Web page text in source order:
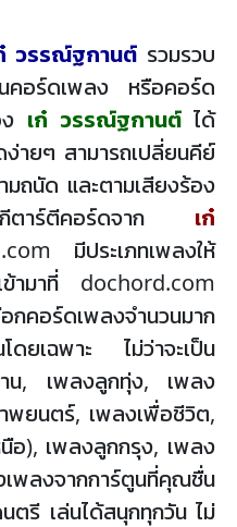
วรรณ์ฐกานต์ รวมรวบ
นคอร์ดเพลง หรือคอร์ด
เก๋ วรรณ์ฐกานต์ได้
ายๆ สามารถเปลี่ยนคีย์
ถนัด และตามเสียงร้อง
นกีตาร์ตีคอร์ดจาก เก๋
มีประเภทเพลงให้
ามาที่ dochord.com
กคอร์ดเพลงจำนวนมาก
โดยเฉพาะ ไม่ว่าจะเป็น
น, เพลงลูกทุ่ง, เพลง
พยนตร์, เพลงเพื่อชีวิต,
อ), เพลงลูกกรุง, เพลง
พลงจากการ์ตูนที่คุณชื่น
ตรี เล่นได้สนุกทุกวัน ไม่